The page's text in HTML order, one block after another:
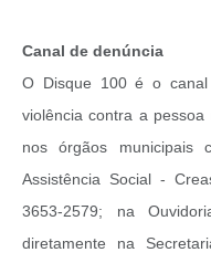
Canal de denúncia
O Disque 100 é o
violência contra a
nos órgãos municipais
Assistência Social -
3653-2579; na
diretamente na